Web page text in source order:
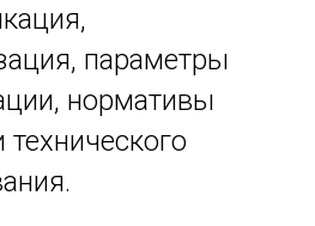
параметры
нормативы